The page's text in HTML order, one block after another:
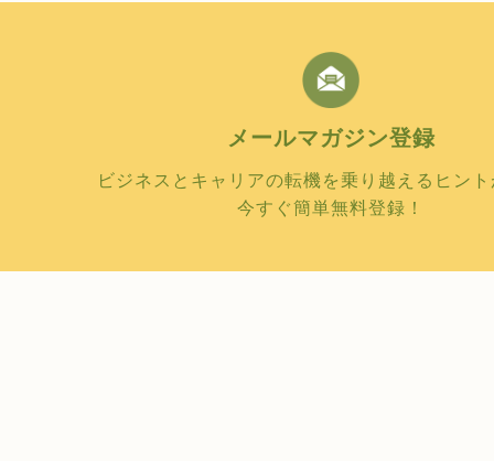
メールマガジン登録
ビジネスとキャリアの転機を乗り越えるヒン
今すぐ簡単無料登録！